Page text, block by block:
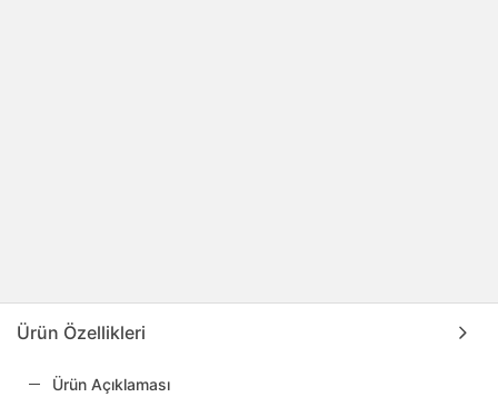
Ürün Özellikleri
Ürün Açıklaması